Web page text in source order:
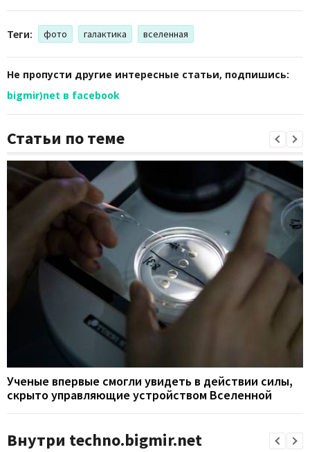
Теги: фото галактика вселенная
Не пропусти другие интересные статьи, подпишись:
bigmir)net в facebook
Статьи по теме
Ученые впервые смогли увидеть в действии силы,
скрыто управляющие устройством Вселенной
Внутри techno.bigmir.net